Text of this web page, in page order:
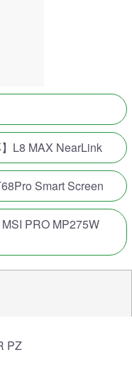
L8 MAX NearLink
Smart Screen
PRO MP275W
PZ